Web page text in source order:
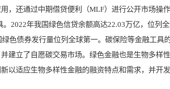
，还通过中期借贷便利（MLF）进行公开市场操
2022年我国绿色信贷余额高达22.03万亿，位列
色债券发行量位列全球第一。碳保险等金融工具
建立了自愿碳交易市场。绿色金融也是生物多样
以适应生物多样性金融的融资特点和需求，并开